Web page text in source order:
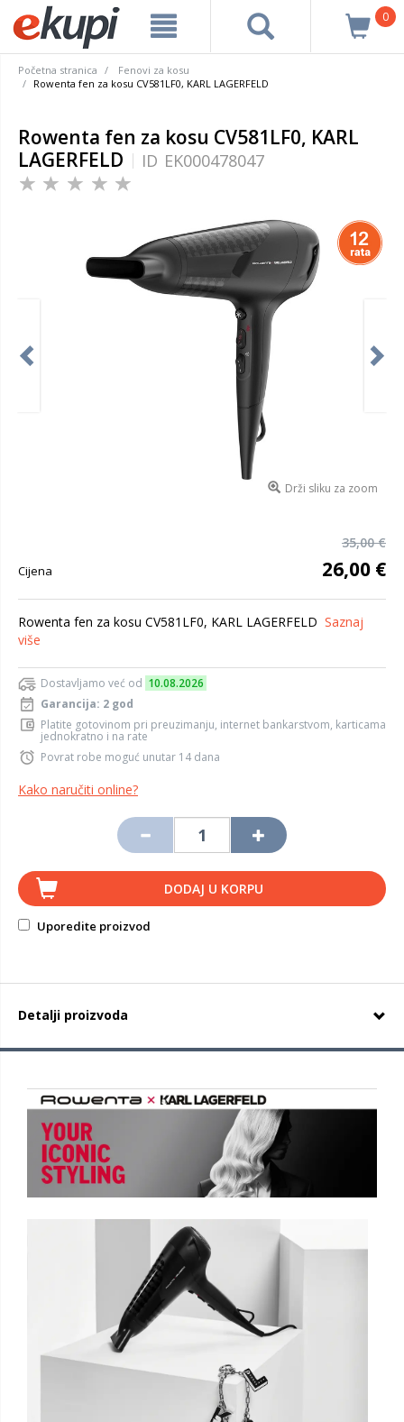
0
Početna stranica
Fenovi za kosu
Rowenta fen za kosu CV581LF0, KARL LAGERFELD
Rowenta fen za kosu CV581LF0, KARL
LAGERFELD
ID EK000478047
Drži sliku za zoom
35,00 €
Cijena 26,00 €
Rowenta fen za kosu CV581LF0, KARL LAGERFELD Saznaj
više
Dostavljamo već od 10.08.2026
Garancija: 2 god
Platite gotovinom pri preuzimanju, internet bankarstvom, karticama
jednokratno i na rate
Povrat robe moguć unutar 14 dana
Kako naručiti online?
DODAJ U KORPU
Uporedite proizvod
Detalji proizvoda